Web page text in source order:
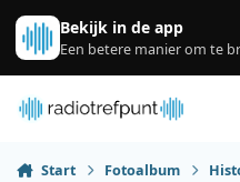
Spring naar bijdragen
Bekijk in de app
Een betere manier om te
Start Fotoalbum